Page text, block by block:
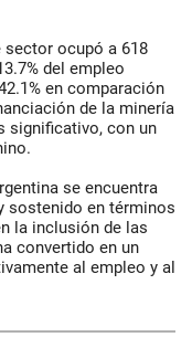
ocupó a 618
del empleo
en comparación
de la minería
significativo, con un
se encuentra
sostenido en términos
la inclusión de las
convertido en un
al empleo y al